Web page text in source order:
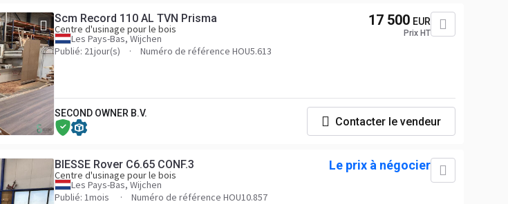
Scm Record 110 AL TVN Prisma
Centre d'usinage pour le bois
Les Pays-Bas, Wijchen
Publié: 21jour(s)
Numéro de référence HOU5.613
17 500 EUR
Prix HT
SECOND OWNER B.V.
Contacter le vendeur
BIESSE Rover C6.65 CONF.3
Centre d'usinage pour le bois
Les Pays-Bas, Wijchen
Publié: 1mois
Numéro de référence HOU10.857
Le prix à négocier